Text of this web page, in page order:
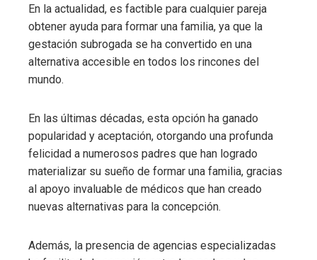
En la actualidad, es factible para cualquier pareja
obtener ayuda para formar una familia, ya que la
gestación subrogada se ha convertido en una
alternativa accesible en todos los rincones del
mundo.
En las últimas décadas, esta opción ha ganado
popularidad y aceptación, otorgando una profunda
felicidad a numerosos padres que han logrado
materializar su sueño de formar una familia, gracias
al apoyo invaluable de médicos que han creado
nuevas alternativas para la concepción.
Además, la presencia de agencias especializadas